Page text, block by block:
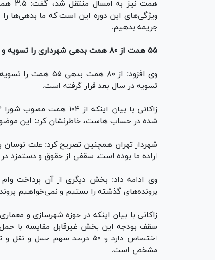
همت
جریمه بدهیم.
۵۵ همت از ۸۰ همت بدهی شهرداری را تسویه و ۱۵ همت در حال تسویه است
تسویه در سال بعد قرار گرفته است.
شده در حساب هاست، خاطرنشان کرد: این
شهردار تهران همچنین تصریح کرد: علت
اراده ما بوده است. سقفی از حقوق و دستمزد
وی ادامه داد: بخش دیگری از آن پرداخت وام
پرونده‌های گذشته را بستیم و نمی‌خواهیم
زاکانی با بیان اینکه در حوزه شهرسازی و
اختصاص دارد و ۵۰ درصد سهم
مشخص است.